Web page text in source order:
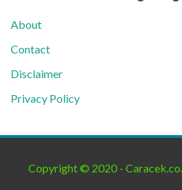
About
Contact
Disclaimer
Privacy Policy
Copyright © 2020 -